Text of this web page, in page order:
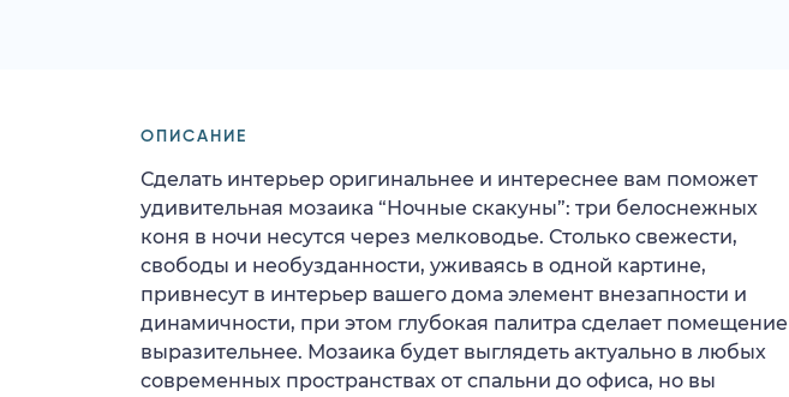
ОПИСАНИЕ
Сделать интерьер оригинальнее и интереснее вам поможет
удивительная мозаика “Ночные скакуны”: три белоснежных
коня в ночи несутся через мелководье. Столько свежести,
свободы и необузданности, уживаясь в одной картине,
привнесут в интерьер вашего дома элемент внезапности и
динамичности, при этом глубокая палитра сделает помещение
выразительнее. Мозаика будет выглядеть актуально в любых
современных пространствах от спальни до офиса, но вы